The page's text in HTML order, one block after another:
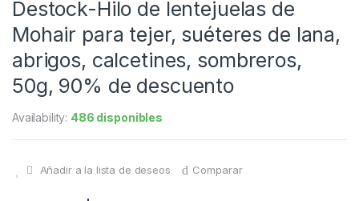
Destock-Hilo de lentejuelas de
Mohair para tejer, suéteres de lana,
abrigos, calcetines, sombreros,
50g, 90% de descuento
Availability: 486 disponibles
Añadir a la lista de deseos Comparar